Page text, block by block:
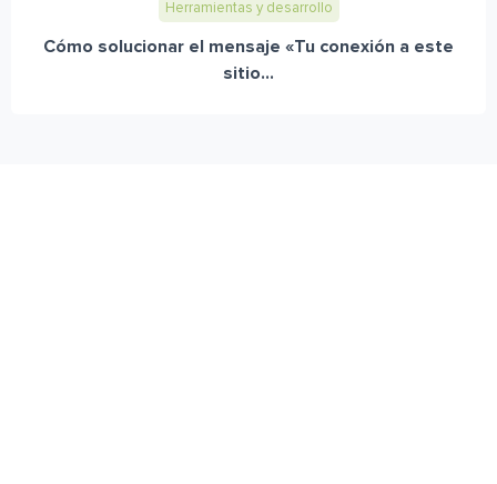
Herramientas y desarrollo
Cómo solucionar el mensaje «Tu conexión a este
sitio...